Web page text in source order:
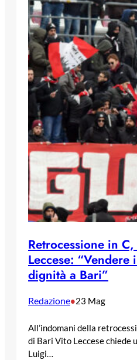
Retrocessione in
Leccese:
dignità a Bari”
Redazione•23 Mag
All’indomani della
di Bari Vito Leccese chiede
Luigi…